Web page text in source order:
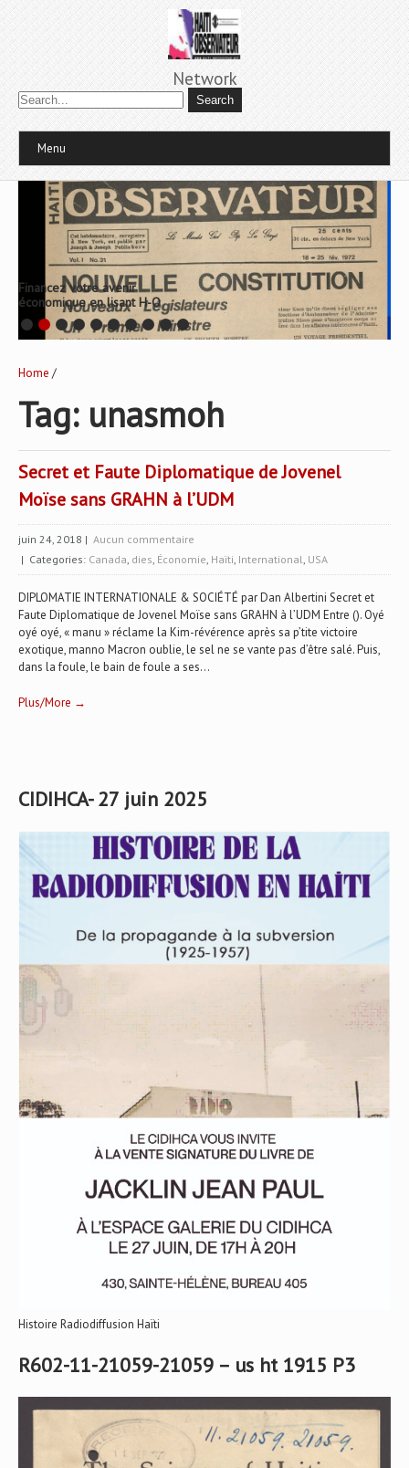
Network
Menu
Financez votre avenir
économique en lisant H-O
Home /
Tag: unasmoh
Secret et Faute Diplomatique de Jovenel
Moïse sans GRAHN à l’UDM
juin 24, 2018 | Aucun commentaire
| Categories: Canada, dies, Économie, Haïti, International, USA
DIPLOMATIE INTERNATIONALE & SOCIÉTÉ par Dan Albertini Secret et
Faute Diplomatique de Jovenel Moïse sans GRAHN à l’UDM Entre (). Oyé
oyé oyé, « manu » réclame la Kim-révérence après sa p’tite victoire
exotique, manno Macron oublie, le sel ne se vante pas d’être salé. Puis,
dans la foule, le bain de foule a ses...
Plus/More →
CIDIHCA- 27 juin 2025
Histoire Radiodiffusion Haïti
R602-11-21059-21059 – us ht 1915 P3